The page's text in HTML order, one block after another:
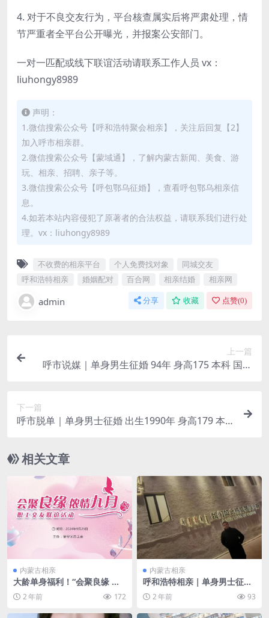
4. 对于不良交友行为，平台核查属实后将严肃处理，情
节严重者全平台公开曝光，并报案公安部门。
一对一匹配或线下联谊活动请联系工作人员 vx：
liuhongy8989
声明：
1.微信搜索公众号【呼和浩特聚会相亲】，关注后回复【2】
加入呼市相亲群。
2.微信搜索公众号【蒙域通】，了解内蒙古新闻、美食、游
玩、相亲、招聘、亲子等。
3.微信搜索公众号【呼包鄂乌征婚】，查看呼包鄂乌相亲信
息。
4.如若本站内容侵犯了原著者的合法权益，请联系我们进行处
理。vx：liuhongy8989
不收费的相亲平台 个人免费找对象
同城交友
呼和浩特相亲
婚姻配对 百合网 相亲结婚 相亲网
admin 分享 收藏 点赞(0)
上一篇
呼市说媒｜单身男生征婚 94年 身高175 本科 国企
下一篇
呼市脱单｜单身男士征婚 出生1990年 身高179 本
相关文章
内蒙古相亲
大龄单身福利！“会聚良缘 侬
情九月”职工交友联谊活动
2 年前 172
内蒙古相亲
呼和浩特相亲｜单身男士征婚
89年 短婚未育 对另一半的要
求：无不良嗜好 三观正
2 年前 93